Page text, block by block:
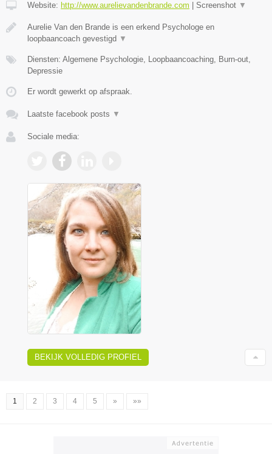
Website: http://www.aurelievandenbrande.com Screenshot ▼
Aurelie Van den Brande is een erkend Psychologe en
loopbaancoach gevestigd ▼
Diensten: Algemene Psychologie, Loopbaancoaching, Burn-out,
Depressie
Er wordt gewerkt op afspraak.
Laatste facebook posts ▼
Sociale media:
BEKIJK VOLLEDIG PROFIEL
1 2 3 4 5 » »»